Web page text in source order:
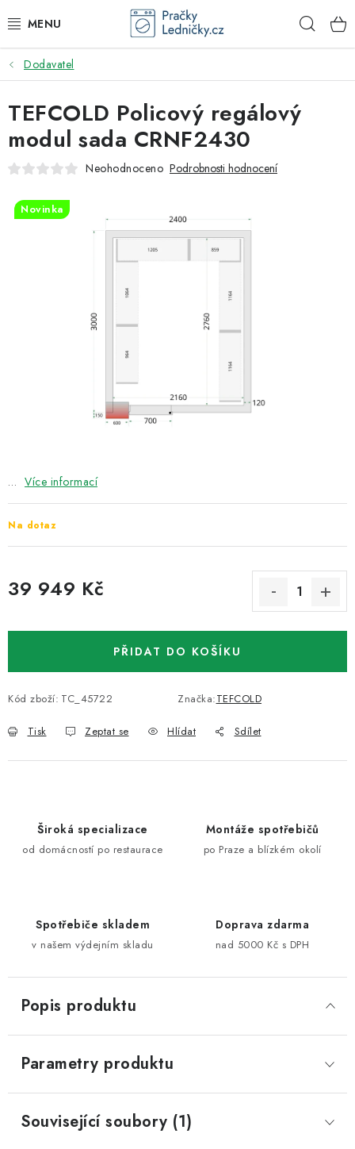
na
DODAVATEL
VESTAVNÉ SPOTŘEBIČE
VOLNĚ STOJÍCÍ SPOTŘEBIČE
ODSAVAČE PAR
Doprava a platba
Garance nejnižší ceny
Montáže spotřebičů
O nás
Dodavatel
… Více informací
Na dotaz
39 949 Kč
PŘIDAT DO KOŠÍKU
Kód zboží: TC_45722 Značka:TEFCOLD
Tisk Zeptat se Hlídat Sdílet
TEFCOLD Policový regálový
modul sada CRNF2430
Neohodnoceno Podrobnosti hodnocení
Novinka
Široká specializace
od domácností po restaurace
Montáže spotřebičů
po Praze a blízkém okolí
Spotřebiče skladem
v našem výdejním skladu
Doprava zdarma
nad 5000 Kč s DPH
Popis produktu
Parametry produktu
Související soubory (1)